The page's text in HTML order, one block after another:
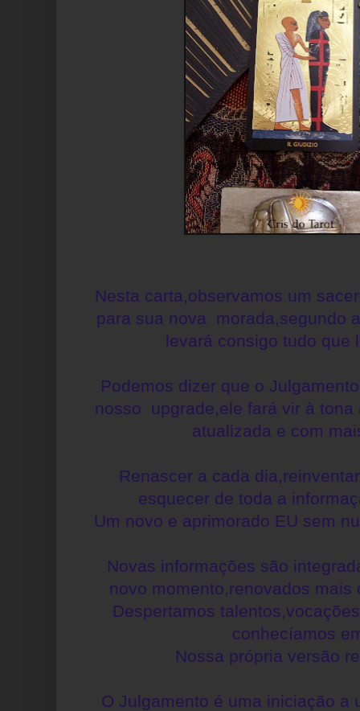
Nesta carta,observamos um
para sua nova morada,segundo
levará consigo tudo que
Podemos dizer que o
nosso upgrade,ele fará vir à
atualizada e com
Renascer a cada
esquecer de toda a
Um novo e aprimorado EU sem
Novas informações são
novo momento,renovados
Despertamos
conhecíamos
Nossa própria versão
O Julgamento é uma iniciação a